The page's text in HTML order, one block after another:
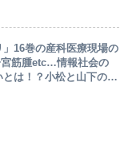
16巻の産科医療現場の
筋腫etc…情報社会の
は！？小松と山下の恋